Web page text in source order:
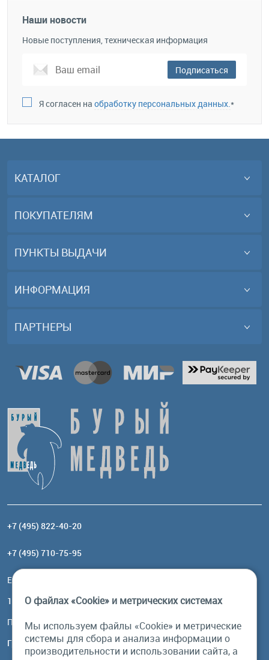
Наши новости
Новые поступления, техническая информация
Подписаться
Я согласен на обработку персональных данных. *
КАТАЛОГ
ПОКУПАТЕЛЯМ
ПУНКТЫ ВЫДАЧИ
ИНФОРМАЦИЯ
ПАРТНЕРЫ
+7 (495) 822-40-20
+7 (495) 710-75-95
Email:
117485, Москва, ул. Профсоюзная, 84/32, корп 1
Посмотреть на карте
График работы
О файлах «Cookie» и метрических системах
Мы используем файлы «Cookie» и метрические
системы для сбора и анализа информации о
производительности и использовании сайта, а